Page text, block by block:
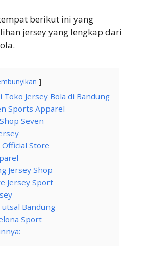
berikut ini yang
jersey yang lengkap dari
Toko Jersey Bola di Bandung
Sports Apparel
Seven
Official Store
Jersey Shop
Jersey Sport
Bandung
Sport